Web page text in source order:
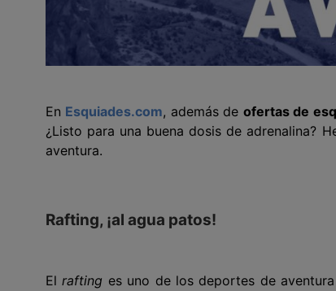
En Esquiades.com, además de ofertas de
¿Listo para una buena dosis de adrenalina?
aventura.
Rafting, ¡al agua patos!
Elrafting es uno de los deportes de